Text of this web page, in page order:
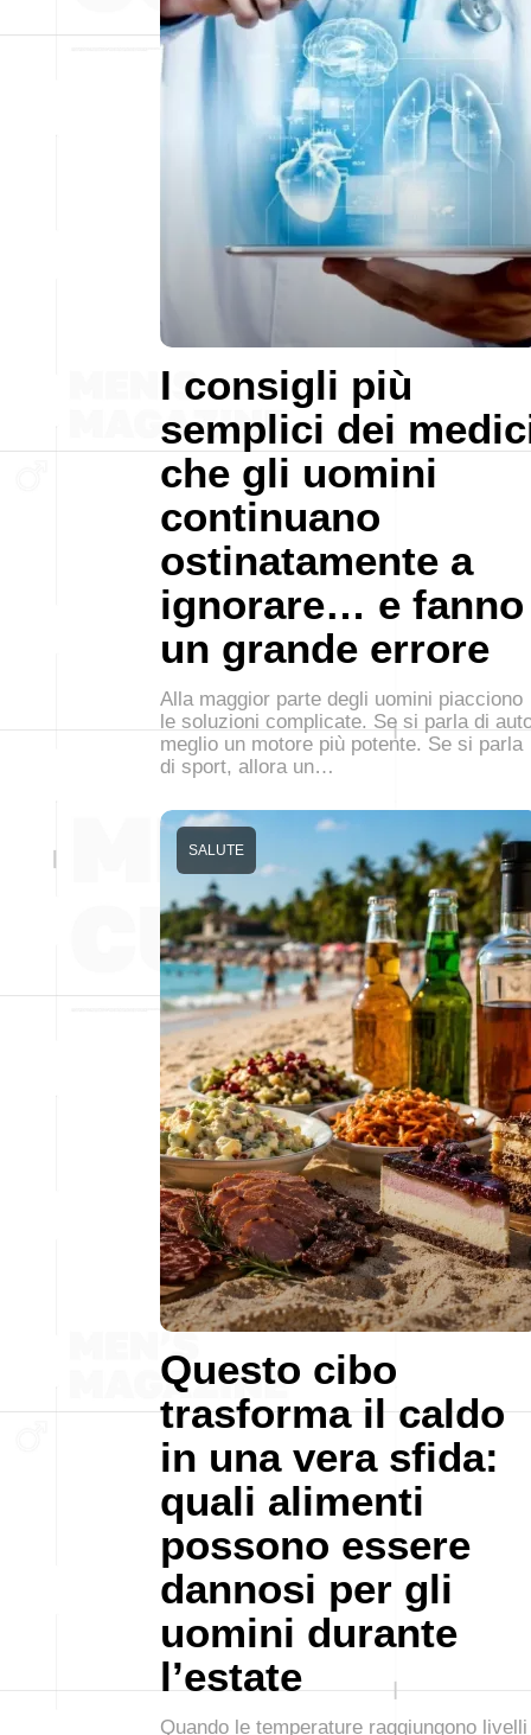
I consigli più
semplici dei
che gli uomini
continuano
ostinatamente a
ignorare… e fanno
un grande errore
Alla maggior parte degli uomini piacciono
le soluzioni complicate. Se si parla di
meglio un motore più potente. Se si parla
di sport, allora un…
Questo cibo
trasforma il caldo
in una vera sfida:
quali alimenti
possono essere
dannosi per gli
uomini durante
l’estate
SALUTE
Quando le temperature raggiungono livelli